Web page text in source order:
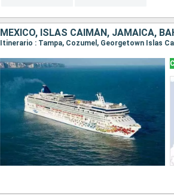
MÉXICO, ISLAS CAIMÁN, JAMAICA,
Itinerario : Tampa, Cozumel, Georgetown Islas